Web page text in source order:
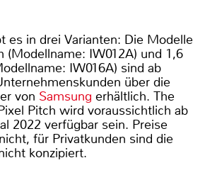
es in drei Varianten: Die Modelle
(Modellname: IW012A) und 1,6
IW016A) sind ab
über die
von Samsung erhältlich. The
Pitch wird voraussichtlich ab
2022 verfügbar sein. Preise
für Privatkunden sind die
konzipiert.